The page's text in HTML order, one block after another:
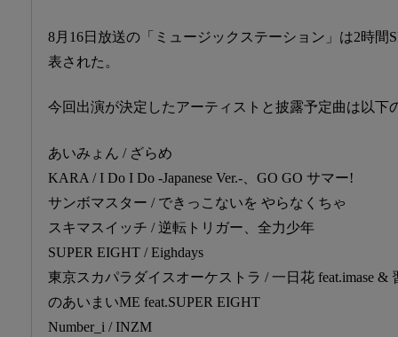
8月16日放送の「ミュージックステーション」は2時間
表された。
今回出演が決定したアーティストと披露予定曲は以下
あいみょん / ざらめ
KARA / I Do I Do -Japanese Ver.-、GO GO サマー!
サンボマスター / できっこないを やらなくちゃ
スキマスイッチ / 逆転トリガー、全力少年
SUPER EIGHT / Eighdays
東京スカパラダイスオーケストラ / 一日花 feat.imase
のあいまいME feat.SUPER EIGHT
Number_i / INZM